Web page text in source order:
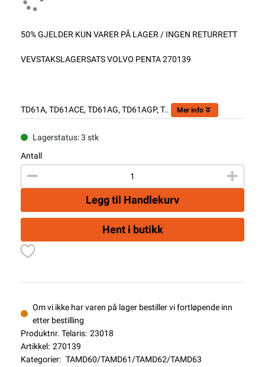
50% GJELDER KUN VARER PÅ LAGER / INGEN RETURRETT
VEVSTAKSLAGERSATS VOLVO PENTA 270139
TD61A, TD61ACE, TD61AG, TD61AGP, T.. Mer info
Lagerstatus: 3 stk
Antall
Legg til Handlekurv
Hent i butikk
Om vi ikke har varen på lager bestiller vi fortløpende inn
etter bestilling
Produktnr. Telaris: 23018
Artikkel: 270139
Kategorier: TAMD60/TAMD61/TAMD62/TAMD63